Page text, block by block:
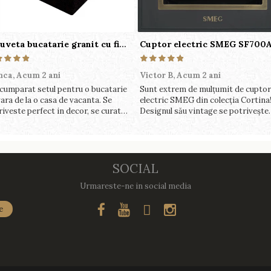
Chiuveta bucatarie granit cu finisaj negru perlat/cupru Steingran Art Copper cu dozator si baterie Quadron
Acum 2 ani
setul pentru o bucatarie
de la o casa de vacanta. Se
perfect in decor, se curata
Victor B,Acum 2 ani
Sunt extrem de mulțumit de
electric SMEG din colecția Cortina!
Designul său vintage se potrivește
SOCIAL
Urmareste-ne in social media